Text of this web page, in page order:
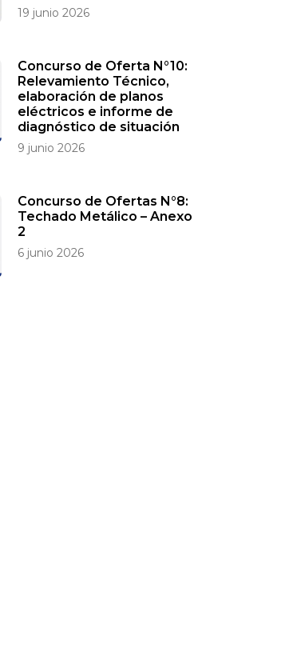
19 junio 2026
Concurso de Oferta N°10:
Relevamiento Técnico,
elaboración de planos
eléctricos e informe de
diagnóstico de situación
9 junio 2026
Concurso de Ofertas N°8:
Techado Metálico – Anexo
2
6 junio 2026